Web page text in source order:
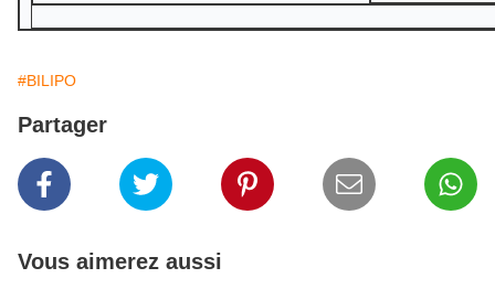
#BILIPO
Partager
Vous aimerez aussi